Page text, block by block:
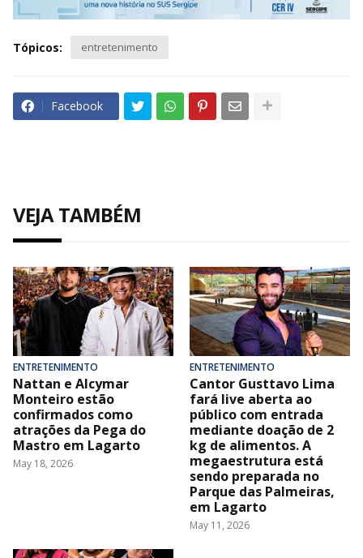
Tópicos: entretenimento
Facebook
VEJA TAMBÉM
ENTRETENIMENTO
Nattan e Alcymar
Monteiro estão
confirmados como
atrações da Pega do
Mastro em Lagarto
May 18, 2026
ENTRETENIMENTO
Cantor Gusttavo Lima
fará live aberta ao
público com entrada
mediante doação de 2
kg de alimentos. A
megaestrutura está
sendo preparada no
Parque das Palmeiras,
em Lagarto
May 11, 2026